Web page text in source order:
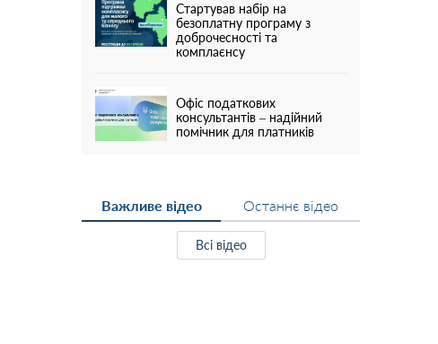
Стартував набір на
безоплатну програму з
доброчесності та
комплаєнсу
Офіс податкових
консультантів – надійний
помічник для платників
Важливе відео Останнє відео
Всі відео